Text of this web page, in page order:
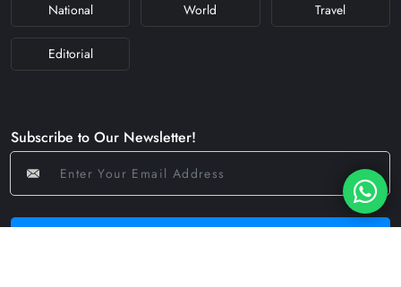
National World Travel
Editorial
Subscribe to Our Newsletter!